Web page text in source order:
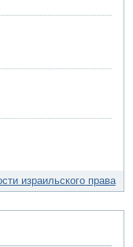
израильского права